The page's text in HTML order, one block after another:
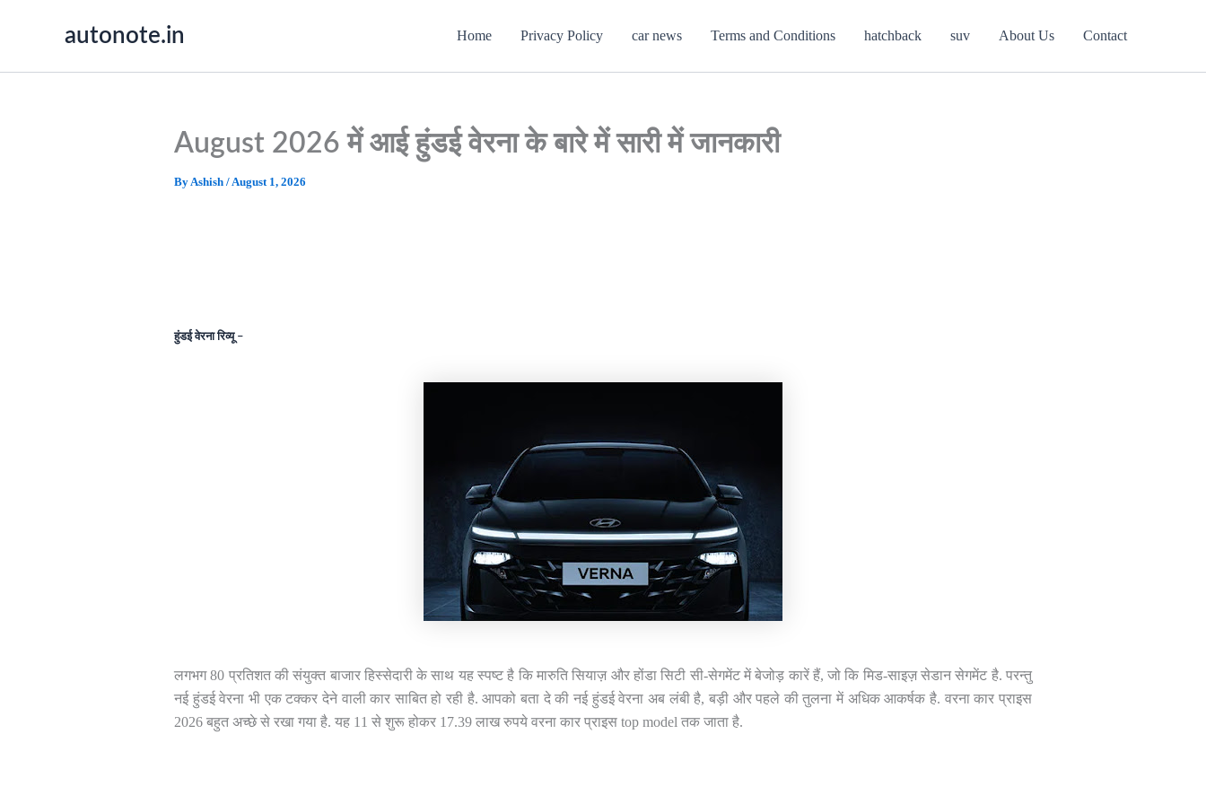
autonote.in Home Privacy Policy car news Terms and Conditions hatchback suv About Us Contact
August 2026 में आई हुंडई वेरना के बारे में सारी में जानकारी
ByAshish /August 1, 2026
हुंडई वेरना रिव्यू –
लगभग 80 प्रतिशत की संयुक्त बाजार हिस्सेदारी के साथ यह स्पष्ट है कि मारुति सियाज़ और होंडा सिटी सी-सेगमेंट में बेजोड़ कारें हैं, जो कि मिड-साइज़ सेडान सेगमेंट है. परन्तु
नई हुंडई वेरना भी एक टक्कर देने वाली कार साबित हो रही है. आपको बता दे की नई हुंडई वेरना अब लंबी है, बड़ी और पहले की तुलना में अधिक आकर्षक है. वरना कार प्राइस
2026 बहुत अच्छे से रखा गया है. यह 11 से शुरू होकर 17.39 लाख रुपये वरना कार प्राइस top model तक जाता है.